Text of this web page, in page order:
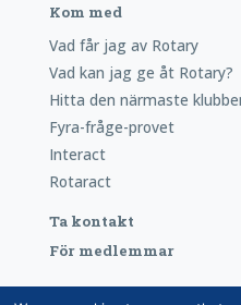
Kom med
Vad får jag av Rotary
Vad kan jag ge åt Rotary?
Hitta den närmaste
Fyra-fråge-provet
Interact
Rotaract
Ta kontakt
För medlemmar